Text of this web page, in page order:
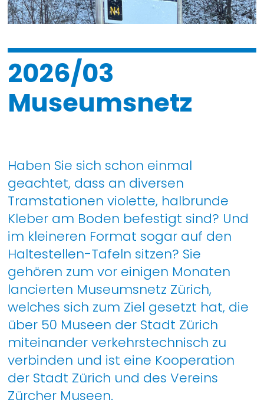
2026/03
Museumsnetz
Haben Sie sich schon einmal
geachtet, dass an diversen
Tramstationen violette, halbrunde
Kleber am Boden befestigt sind? Und
im kleineren Format sogar auf den
Haltestellen-Tafeln sitzen? Sie
gehören zum vor einigen Monaten
lancierten Museumsnetz Zürich,
welches sich zum Ziel gesetzt hat, die
über 50 Museen der Stadt Zürich
miteinander verkehrstechnisch zu
verbinden und ist eine Kooperation
der Stadt Zürich und des Vereins
Zürcher Museen.